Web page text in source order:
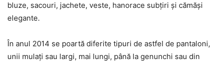
bluze, sacouri, jachete, veste, hanorace subțiri și cămăși
elegante.
În anul 2014 se poartă diferite tipuri de astfel de pantaloni,
unii mulați sau largi, mai lungi, până la genunchi sau din